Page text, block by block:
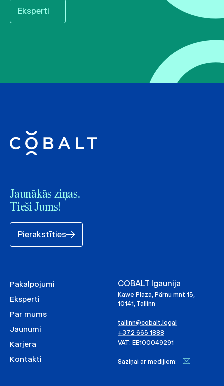
Eksperti
Jaunākās ziņas.
Tieši Jums!
Pierakstīties
Pakalpojumi
Eksperti
Par mums
Jaunumi
Karjera
Kontakti
COBALT Igaunija
Kawe Plaza, Pärnu mnt 15,
10141, Tallinn
tallinn@cobalt.legal
+372 665 1888
VAT: EE100049291
Saziņai ar medijiem: